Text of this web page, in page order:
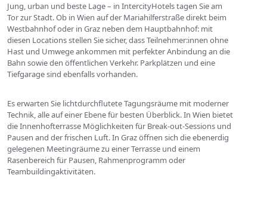
Jung, urban und beste Lage – in IntercityHotels tagen Sie am
Tor zur Stadt. Ob in Wien auf der Mariahilferstraße direkt beim
Westbahnhof oder in Graz neben dem Hauptbahnhof: mit
diesen Locations stellen Sie sicher, dass Teilnehmer:innen ohne
Hast und Umwege ankommen mit perfekter Anbindung an die
Bahn sowie den öffentlichen Verkehr. Parkplätzen und eine
Tiefgarage sind ebenfalls vorhanden.
Es erwarten Sie lichtdurchflutete Tagungsräume mit moderner
Technik, alle auf einer Ebene für besten Überblick. In Wien bietet
die Innenhofterrasse Möglichkeiten für Break-out-Sessions und
Pausen and der frischen Luft. In Graz öffnen sich die ebenerdig
gelegenen Meetingräume zu einer Terrasse und einem
Rasenbereich für Pausen, Rahmenprogramm oder
Teambuildingaktivitäten.